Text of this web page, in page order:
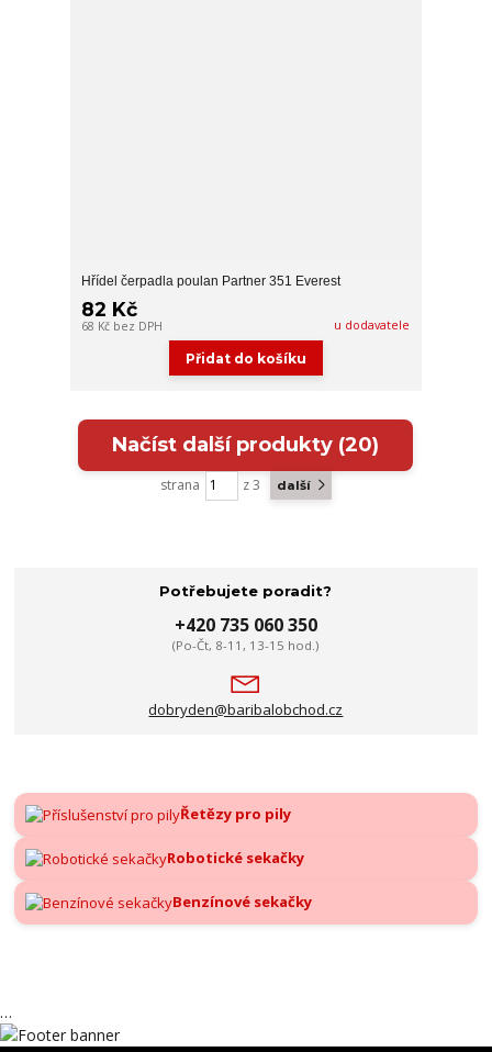
Hřídel čerpadla poulan Partner 351 Everest
82 Kč
68 Kč bez DPH u dodavatele
Přidat do košíku
Načíst další produkty (20)
strana z 3 další
Potřebujete poradit?
+420 735 060 350
(Po-Čt, 8-11, 13-15 hod.)
dobryden@baribalobchod.cz
Řetězy pro pily
Robotické sekačky
Benzínové sekačky
…